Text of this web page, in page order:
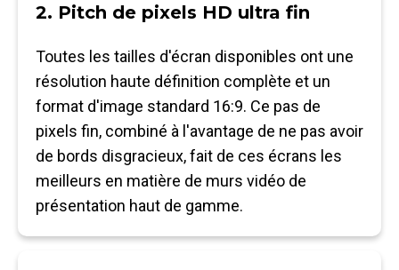
2. Pitch de pixels HD ultra fin
Toutes les tailles d'écran disponibles ont une
résolution haute définition complète et un
format d'image standard 16:9. Ce pas de
pixels fin, combiné à l'avantage de ne pas avoir
de bords disgracieux, fait de ces écrans les
meilleurs en matière de murs vidéo de
présentation haut de gamme.